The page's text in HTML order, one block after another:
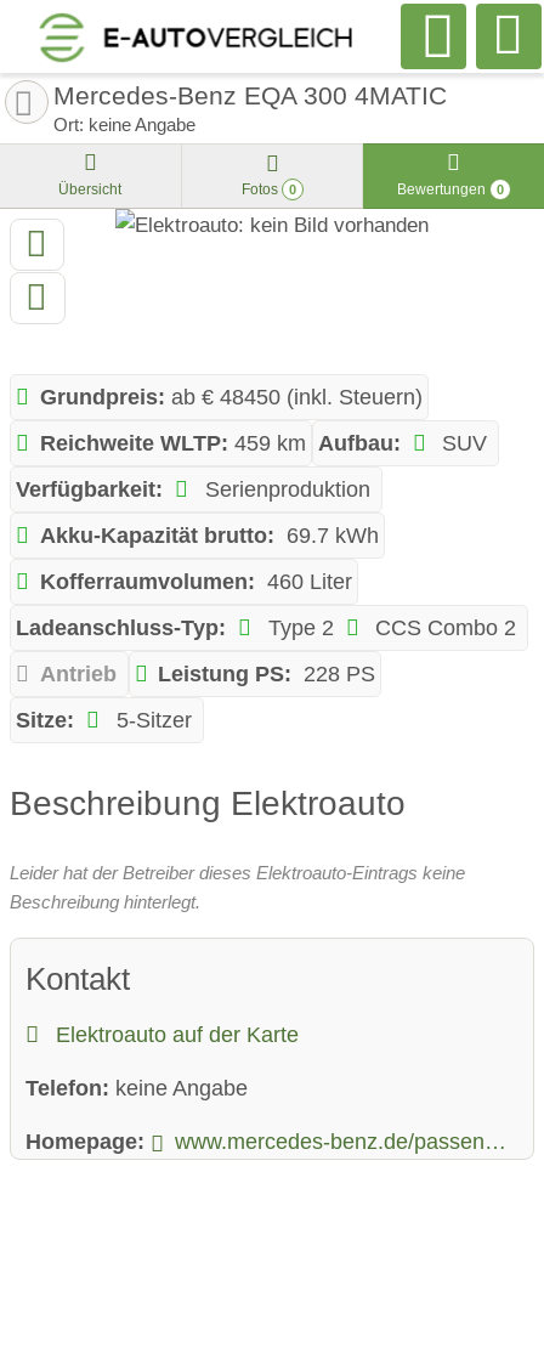
Mercedes-Benz EQA 300 4MATIC
Ort: keine Angabe
Übersicht Fotos 0 Bewertungen 0
Grundpreis: ab € 48450 (inkl. Steuern)
Reichweite WLTP: 459 km Aufbau:
SUV
Verfügbarkeit:
Serienproduktion
Akku-Kapazität brutto: 69.7 kWh
Kofferraumvolumen: 460 Liter
Ladeanschluss-Typ:
Type 2
CCS Combo 2
Antrieb
Leistung PS: 228 PS
Sitze:
5-Sitzer
Beschreibung Elektroauto
Leider hat der Betreiber dieses Elektroauto-Eintrags keine
Beschreibung hinterlegt.
Kontakt
Elektroauto auf der Karte
Telefon: keine Angabe
Homepage: www.mercedes-benz.de/passengercars/models/suv/new/eqa.html